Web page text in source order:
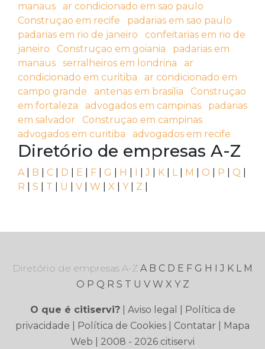
manaus
ar condicionado em sao paulo
Construçao em recife
padarias em sao paulo
padarias em rio de janeiro
confeitarias em rio de
janeiro
Construçao em goiania
padarias em
manaus
serralheiros em londrina
ar
condicionado em curitiba
ar condicionado em
campo grande
antenas em brasilia
Construçao
em fortaleza
advogados em campinas
padarias
em salvador
Construçao em campinas
advogados em curitiba
advogados em recife
Diretório de empresas A-Z
A| B C D E F G H |J K L| M O P Q
R
S T U V W X Y| Z
Diretório de empresas A-Z A B C D E F G H J K L M
O P Q R S T U V W X Y Z
O que é citiservi?| Aviso legal
Política de
privacidade
Política de Cookies Contatar
Mapa
Web | 2008 - 2026 citiservi